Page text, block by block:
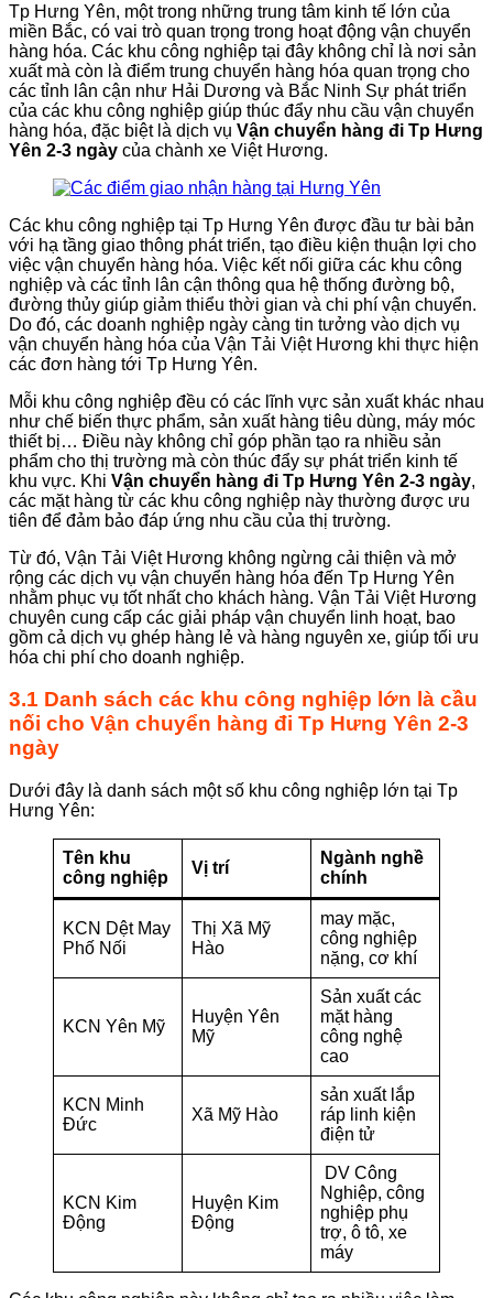
Tp Hưng Yên, một trong những trung tâm kinh tế lớn của
miền Bắc, có vai trò quan trọng trong hoạt động vận chuyển
hàng hóa. Các khu công nghiệp tại đây không chỉ là nơi sản
xuất mà còn là điểm trung chuyển hàng hóa quan trọng cho
các tỉnh lân cận như Hải Dương và Bắc Ninh Sự phát triển
của các khu công nghiệp giúp thúc đẩy nhu cầu vận chuyển
hàng hóa, đặc biệt là dịch vụ Vận chuyển hàng đi Tp Hưng
Yên 2-3 ngày của chành xe Việt Hương.
Các khu công nghiệp tại Tp Hưng Yên được đầu tư bài bản
với hạ tầng giao thông phát triển, tạo điều kiện thuận lợi cho
việc vận chuyển hàng hóa. Việc kết nối giữa các khu công
nghiệp và các tỉnh lân cận thông qua hệ thống đường bộ,
đường thủy giúp giảm thiểu thời gian và chi phí vận chuyển.
Do đó, các doanh nghiệp ngày càng tin tưởng vào dịch vụ
vận chuyển hàng hóa của Vận Tải Việt Hương khi thực hiện
các đơn hàng tới Tp Hưng Yên.
Mỗi khu công nghiệp đều có các lĩnh vực sản xuất khác nhau
như chế biến thực phẩm, sản xuất hàng tiêu dùng, máy móc
thiết bị… Điều này không chỉ góp phần tạo ra nhiều sản
phẩm cho thị trường mà còn thúc đẩy sự phát triển kinh tế
khu vực. Khi Vận chuyển hàng đi Tp Hưng Yên 2-3 ngày,
các mặt hàng từ các khu công nghiệp này thường được ưu
tiên để đảm bảo đáp ứng nhu cầu của thị trường.
Từ đó, Vận Tải Việt Hương không ngừng cải thiện và mở
rộng các dịch vụ vận chuyển hàng hóa đến Tp Hưng Yên
nhằm phục vụ tốt nhất cho khách hàng. Vận Tải Việt Hương
chuyên cung cấp các giải pháp vận chuyển linh hoạt, bao
gồm cả dịch vụ ghép hàng lẻ và hàng nguyên xe, giúp tối ưu
hóa chi phí cho doanh nghiệp.
3.1 Danh sách các khu công nghiệp lớn là cầu
nối cho Vận chuyển hàng đi Tp Hưng Yên 2-3
ngày
Dưới đây là danh sách một số khu công nghiệp lớn tại Tp
Hưng Yên:
Tên khu
công nghiệp
Vị trí
Ngành nghề
chính
KCN Dệt May
Phố Nối
Thị Xã Mỹ
Hào
may mặc,
công nghiệp
nặng, cơ khí
KCN Yên Mỹ
Huyện Yên
Mỹ
Sản xuất các
mặt hàng
công nghệ
cao
KCN Minh
Đức
Xã Mỹ Hào
sản xuất lắp
ráp linh kiện
điện tử
KCN Kim
Động
Huyện Kim
Động
DV Công
Nghiệp, công
nghiệp phụ
trợ, ô tô, xe
máy